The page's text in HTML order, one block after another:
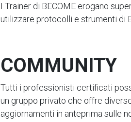
I Trainer di BECOME erogano
utilizzare protocolli e strumenti di
COMMUNITY
Tutti i professionisti certificati
un gruppo privato che offre
aggiornamenti in anteprima sulle